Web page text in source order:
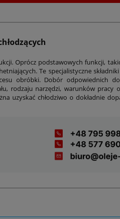
Oprócz podstawowych funkcji,
Te specjalistyczne
obróbki. Dobór odpowiednich
rodzaju narzędzi, warunków pracy
uzyskać chłodziwo o dokładnie